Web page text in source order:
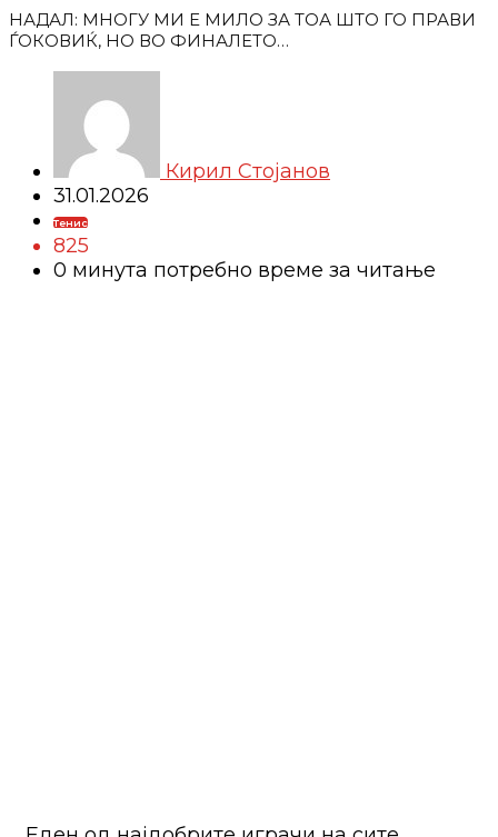
НАДАЛ: МНОГУ МИ Е МИЛО ЗА ТОА ШТО ГО ПРАВИ
ЃОКОВИЌ, НО ВО ФИНАЛЕТО…
Кирил Стојанов
31.01.2026
Тенис
825
0 минутa потребно време за читање